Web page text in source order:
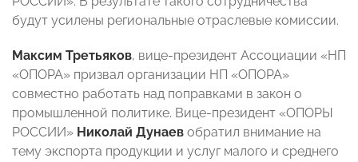
будут усилены региональные отраслевые комиссии.
Максим Третьяков, вице-президент Ассоциации «НП
«ОПОРА» призвал организации НП «ОПОРА»
совместно работать над поправками в закон о
промышленной политике. Вице-президент «ОПОРЫ
РОССИИ» Николай Дунаев обратил внимание на
тему экспорта продукции и услуг малого и среднего